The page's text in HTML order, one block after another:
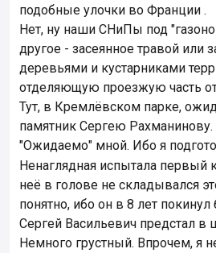
подобные улочки во Франции .
Нет, ну наши СНиПы под
другое - засеянное травой или
деревьями и кустарниками
отделяющую проезжую часть от
Тут, в Кремлёвском парке,
памятник Сергею Рахманинову.
"Ожидаемо" мной. Ибо я
Ненаглядная испытала первый
неё в голове не складывался
понятно, ибо он в 8 лет покинул
Сергей Васильевич предстал в
Немного грустный. Впрочем, я